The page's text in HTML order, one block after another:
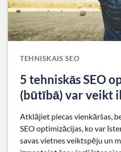
TEHNISKAIS SEO
5 tehniskās SEO
(būtībā) var veikt
Atklājiet piecas vienkāršas,
SEO optimizācijas, ko var
savas vietnes veiktspēju un